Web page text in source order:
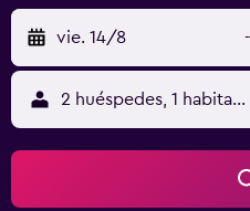
vie. 14/8 -
2 huéspedes, 1